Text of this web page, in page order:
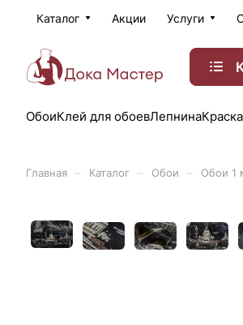
Каталог Акции Услуги
ОбоиКлей для обоевЛепнинаКраска
Главная Каталог Обои Обои 1